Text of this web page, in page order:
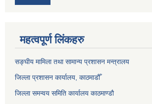
महत्वपूर्ण लिंकहरु
सङ्‍घीय मामिला तथा सामान्य प्रशासन मन्त्रालय
जिल्ला प्रशासन कार्यालय, काठमाडौँ
जिल्ला समन्वय समिति कार्यालय काठमाण्ड‌ौ